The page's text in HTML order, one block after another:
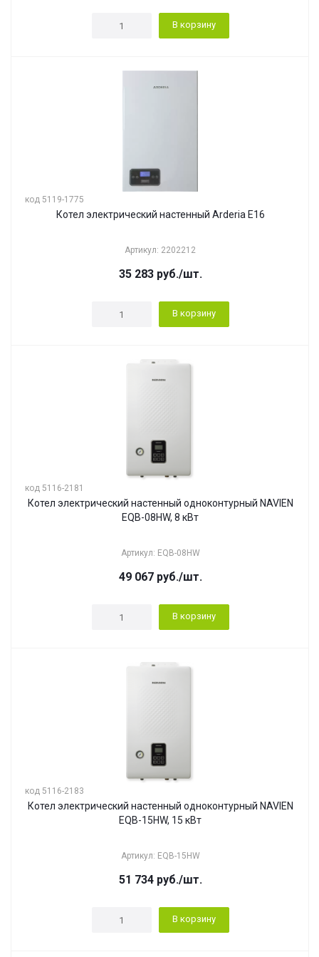
В корзину
код 5119-1775
Котел электрический настенный Arderia E16
Артикул: 2202212
35 283руб./шт.
В корзину
код 5116-2181
Котел электрический настенный одноконтурный NAVIEN
EQB-08HW, 8 кВт
Артикул: EQB-08HW
49 067руб./шт.
В корзину
код 5116-2183
Котел электрический настенный одноконтурный NAVIEN
EQB-15HW, 15 кВт
Артикул: EQB-15HW
51 734руб./шт.
В корзину